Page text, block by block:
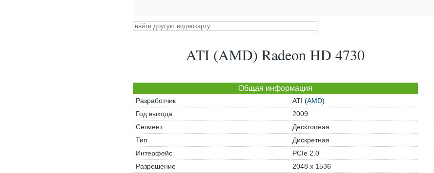
ATI (AMD) Radeon HD 4730
Общая информация
Разработчик ATI (AMD)
Год выхода
2009
Сегмент
Десктопная
Тип
Дискретная
Интерфейс
PCIe 2.0
Разрешение
2048 x 1536